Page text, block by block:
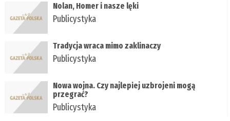
Nolan, Homer i nasze lęki
Publicystyka
Tradycja wraca mimo zaklinaczy
Publicystyka
Nowa wojna. Czy najlepiej uzbrojeni mogą
przegrać?
Publicystyka